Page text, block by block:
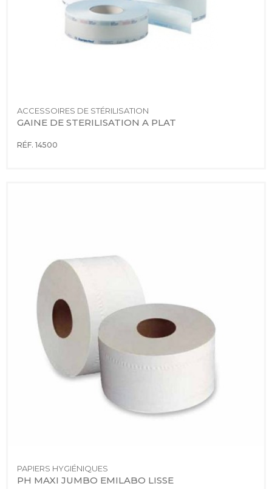
ACCESSOIRES DE STÉRILISATION
GAINE DE STERILISATION A PLAT
RÉF. 14500
PAPIERS HYGIÉNIQUES
PH MAXI JUMBO EMILABO LISSE